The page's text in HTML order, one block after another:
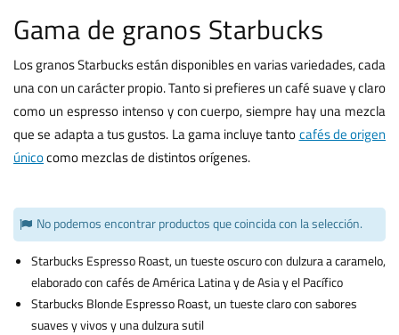
Gama de granos Starbucks
Los granos Starbucks están disponibles en varias variedades, cada
una con un carácter propio. Tanto si prefieres un café suave y claro
como un espresso intenso y con cuerpo, siempre hay una mezcla
que se adapta a tus gustos. La gama incluye tantocafés de origen
únicocomo mezclas de distintos orígenes.
No podemos encontrar productos que coincida con la selección.
Starbucks Espresso Roast, un tueste oscuro con dulzura a caramelo,
elaborado con cafés de América Latina y de Asia y el Pacífico
Starbucks Blonde Espresso Roast, un tueste claro con sabores
suaves y vivos y una dulzura sutil